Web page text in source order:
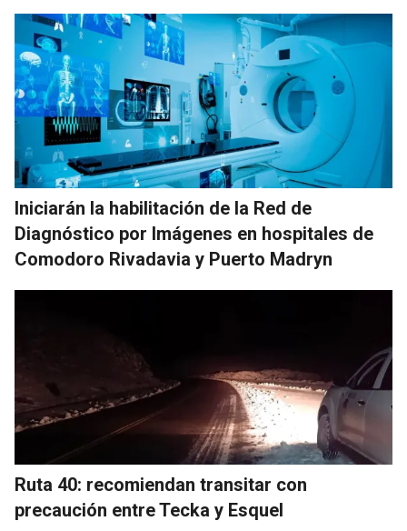
Iniciarán la habilitación de la Red de
Diagnóstico por Imágenes en hospitales de
Comodoro Rivadavia y Puerto Madryn
Ruta 40: recomiendan transitar con
precaución entre Tecka y Esquel